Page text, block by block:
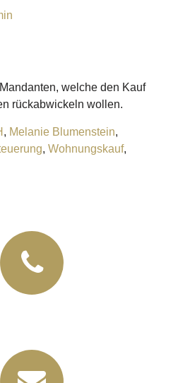
welche den Kauf
rückabwickeln wollen.
, Melanie Blumenstein,
, Wohnungskauf,